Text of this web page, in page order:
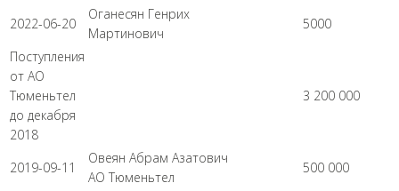
2022-06-20
Оганесян Генрих
Мартинович
5000
Поступления
от АО
Тюменьтел
до декабря
2018
3 200 000
2019-09-11
Овеян Абрам Азатович
АО Тюменьтел
500 000